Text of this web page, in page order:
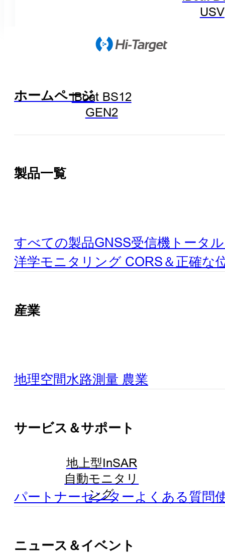
iBoat BS12
GEN2
USV
地上型InSAR
自動モニタリ
ング
ホームページ
製品一覧
すべての製品GNSS受信機 トータ
洋学モニタリング CORS＆正確な
産業
地理空間水路測量 農業
サービス＆サポート
パートナーセンターよくある質問
ニュース＆イベント